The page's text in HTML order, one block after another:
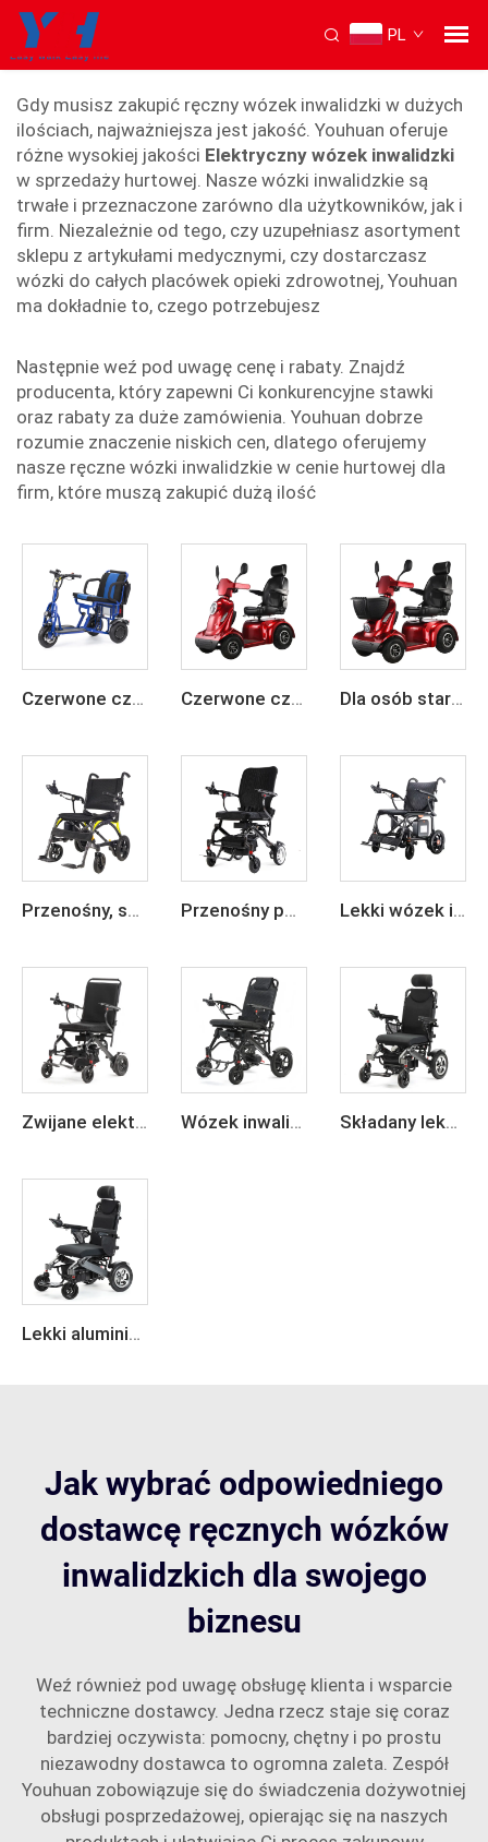
PL
Ręczny wózek inwalidzki
Gdy musisz zakupić ręczny wózek inwalidzki w dużych
ilościach, najważniejsza jest jakość. Youhuan oferuje
różne wysokiej jakości Elektryczny wózek inwalidzki
w sprzedaży hurtowej. Nasze wózki inwalidzkie są
trwałe i przeznaczone zarówno dla użytkowników, jak i
firm. Niezależnie od tego, czy uzupełniasz asortyment
sklepu z artykułami medycznymi, czy dostarczasz
wózki do całych placówek opieki zdrowotnej, Youhuan
ma dokładnie to, czego potrzebujesz
Następnie weź pod uwagę cenę i rabaty. Znajdź
producenta, który zapewni Ci konkurencyjne stawki
oraz rabaty za duże zamówienia. Youhuan dobrze
rozumie znaczenie niskich cen, dlatego oferujemy
nasze ręczne wózki inwalidzkie w cenie hurtowej dla
firm, które muszą zakupić dużą ilość
Czerwone czterokołowe elektryczne krzesło inwalidzkie dla seniorów Czerwone czterokołowe elektryczne krzesło inwalidzkie dla seniorów Dla osób starszych, 4-kołowy elektryczny wózek mobilności do podróżowania
Przenośny, składany wózek inwalidzki elektryczny z włókna węglowego, z lekkim akumulatorem litowym 24 V Przenośny podróżny wózek z włókna węglowego z napędem elektrycznym Lekki wózek inwalidzki z włókna węglowego z napędem elektrycznym
Zwijane elektryczne inwalidzkie krzesło z włókna węglowego o lekkiej konstrukcji Wózek inwalidzki z ramą z włókna węglowego, składany, inteligentny, elektryczny Składany lekki wózek inwalidzki elektryczny
Lekki aluminiowy składany wózek elektryczny
Jak wybrać odpowiedniego
dostawcę ręcznych wózków
inwalidzkich dla swojego
biznesu
Weź również pod uwagę obsługę klienta i wsparcie
techniczne dostawcy. Jedna rzecz staje się coraz
bardziej oczywista: pomocny, chętny i po prostu
niezawodny dostawca to ogromna zaleta. Zespół
Youhuan zobowiązuje się do świadczenia dożywotniej
obsługi posprzedażowej, opierając się na naszych